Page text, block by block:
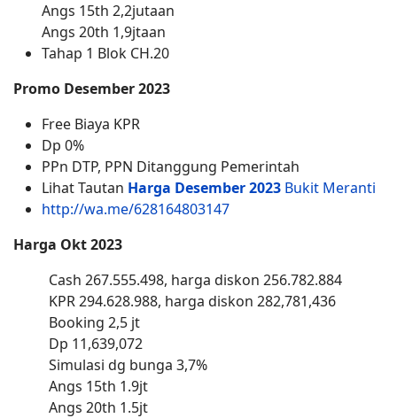
Angs 15th 2,2jutaan
Angs 20th 1,9jtaan
Tahap 1 Blok CH.20
Promo Desember 2023
Free Biaya KPR
Dp 0%
PPn DTP, PPN Ditanggung Pemerintah
Lihat Tautan Harga Desember 2023 Bukit Meranti
http://wa.me/628164803147
Harga Okt2023
Cash 267.555.498, harga diskon 256.782.884
KPR 294.628.988, harga diskon 282,781,436
Booking 2,5 jt
Dp 11,639,072
Simulasi dg bunga 3,7%
Angs 15th 1.9jt
Angs 20th 1.5jt